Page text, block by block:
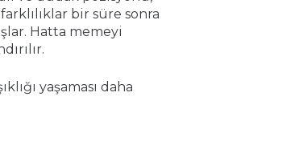
bir süre sonra
Hatta memeyi
yaşaması daha